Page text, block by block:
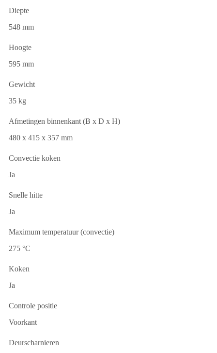
Diepte
548 mm
Hoogte
595 mm
Gewicht
35 kg
Afmetingen binnenkant (B x D x H)
480 x 415 x 357 mm
Convectie koken
Ja
Snelle hitte
Ja
Maximum temperatuur (convectie)
275 °C
Koken
Ja
Controle positie
Voorkant
Deurscharnieren